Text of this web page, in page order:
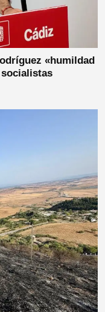
«humildad